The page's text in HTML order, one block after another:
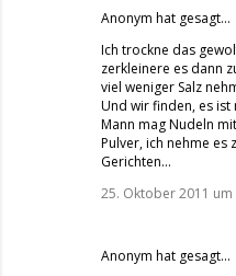
Anonym hat gesagt…
Ich trockne das
zerkleinere es dann
viel weniger Salz
Und wir finden, es ist
Mann mag Nudeln
Pulver, ich nehme es
Gerichten...
25. Oktober 2011 um
Anonym hat gesagt…